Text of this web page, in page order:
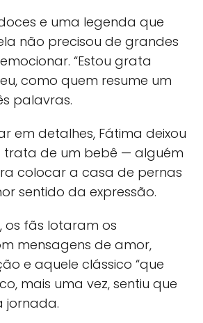
e uma legenda que
não precisou de grandes
“Estou grata
como quem resume um
palavras.
em detalhes, Fátima deixou
trata de um bebê — alguém
colocar a casa de pernas
sentido da expressão.
os fãs lotaram os
mensagens de amor,
e aquele clássico “que
mais uma vez, sentiu que
jornada.